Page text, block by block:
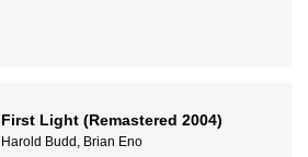
First Light (Remastered 2004)
Harold Budd, Brian Eno